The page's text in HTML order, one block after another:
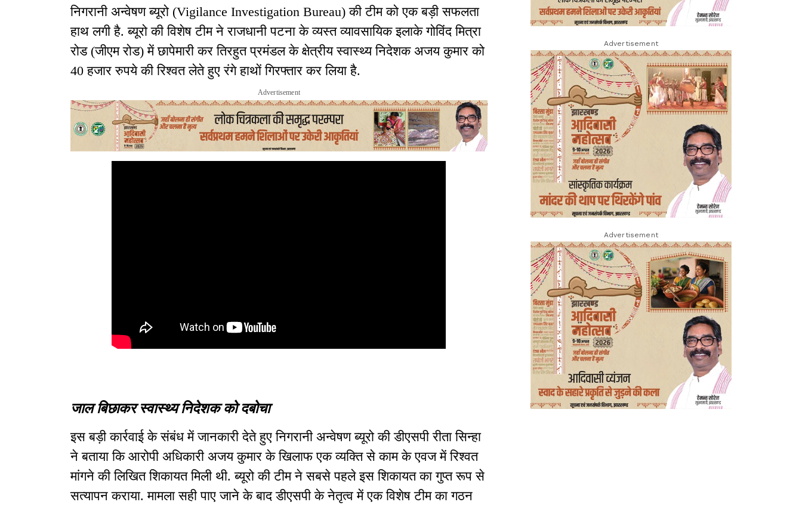
निगरानी अन्वेषण ब्यूरो (Vigilance Investigation Bureau) की टीम को एक बड़ी सफलता
हाथ लगी है. ब्यूरो की विशेष टीम ने राजधानी पटना के व्यस्त व्यावसायिक इलाके गोविंद मित्रा
रोड (जीएम रोड) में छापेमारी कर तिरहुत प्रमंडल के क्षेत्रीय स्वास्थ्य निदेशक अजय कुमार को
40 हजार रुपये की रिश्वत लेते हुए रंगे हाथों गिरफ्तार कर लिया है.
Advertisement
जाल बिछाकर स्वास्थ्य निदेशक को दबोचा
इस बड़ी कार्रवाई के संबंध में जानकारी देते हुए निगरानी अन्वेषण ब्यूरो की डीएसपी रीता सिन्हा
ने बताया कि आरोपी अधिकारी अजय कुमार के खिलाफ एक व्यक्ति से काम के एवज में रिश्वत
मांगने की लिखित शिकायत मिली थी. ब्यूरो की टीम ने सबसे पहले इस शिकायत का गुप्त रूप से
सत्यापन कराया. मामला सही पाए जाने के बाद डीएसपी के नेतृत्व में एक विशेष टीम का गठन
Advertisement
Advertisement